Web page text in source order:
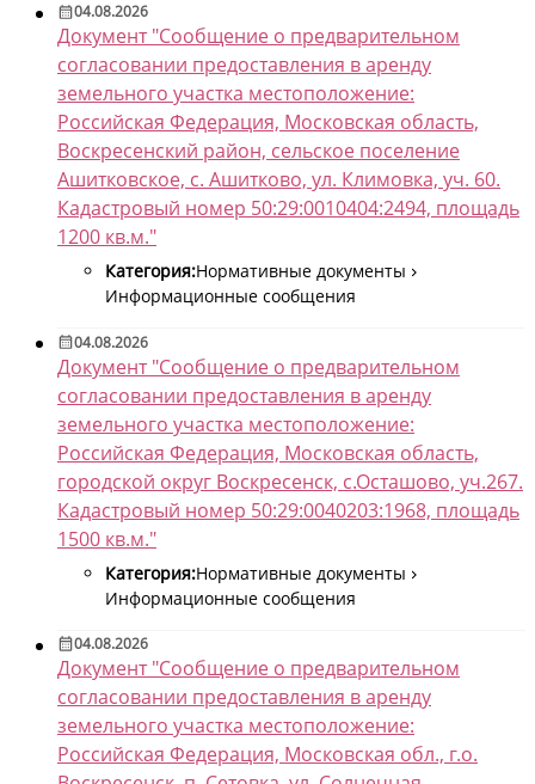
04.08.2026
Документ "Сообщение о предварительном
согласовании предоставления в аренду
земельного участка местоположение:
Российская Федерация, Московская область,
Воскресенский район, сельское поселение
Ашитковское, с. Ашитково, ул. Климовка, уч. 60.
Кадастровый номер 50:29:0010404:2494, площадь
1200 кв.м."
Категория:Нормативные документы
Информационные сообщения
04.08.2026
Документ "Сообщение о предварительном
согласовании предоставления в аренду
земельного участка местоположение:
Российская Федерация, Московская область,
городской округ Воскресенск, с.Осташово, уч.267.
Кадастровый номер 50:29:0040203:1968, площадь
1500 кв.м."
Категория:Нормативные документы
Информационные сообщения
04.08.2026
Документ "Сообщение о предварительном
согласовании предоставления в аренду
земельного участка местоположение:
Российская Федерация, Московская обл., г.о.